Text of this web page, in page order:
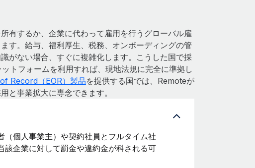
有するか、企業に代わって雇用を行うグローバル雇
す。給与、福利厚生、税務、オンボーディングの管
がない場合、すぐに複雑化します。こうした国で採
トフォームを利用すれば、現地法規に完全に準拠し
Record（EOR）製品を提供する国では、Remoteが
と事業拡大に専念できます。
個人事業主）や契約社員とフルタイム社
該企業に対して罰金や違約金が科される可